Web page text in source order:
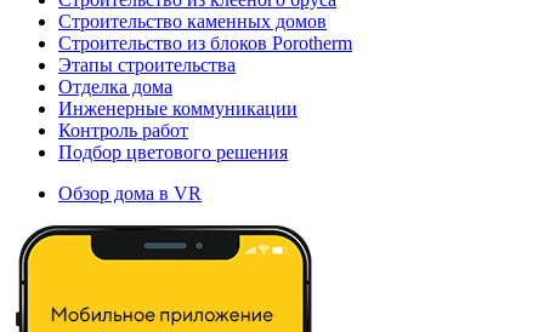
Строительство каменных домов
Строительство из блоков Porotherm
Этапы строительства
Отделка дома
Инженерные коммуникации
Контроль работ
Подбор цветового решения
Обзор дома в VR